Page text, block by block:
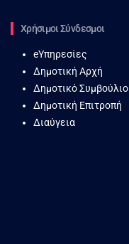
Χρήσιμοι Σύνδεσμοι
eΥπηρεσίες
Δημοτική Αρχή
Δημοτικό Συμβούλιο
Δημοτική Επιτροπή
Διαύγεια